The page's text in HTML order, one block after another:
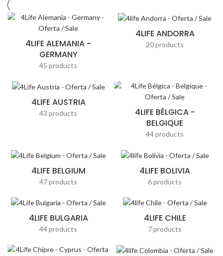
4LIFE ALEMANIA -
GERMANY
45 products
4LIFE ANDORRA
20 products
4LIFE AUSTRIA
43 products
4LIFE BÉLGICA -
BELGIQUE
44 products
4LIFE BELGIUM
47 products
4LIFE BOLIVIA
6 products
4LIFE BULGARIA
44 products
4LIFE CHILE
7 products